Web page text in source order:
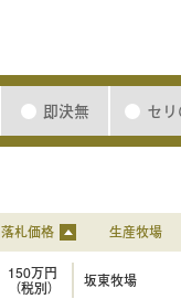
即決無 セ
落札価格 生産牧場
150万円
（税別） 坂東牧場